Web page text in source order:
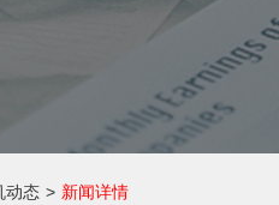
动态 > 新闻详情